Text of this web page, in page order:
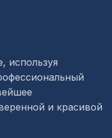
используя
и красивой